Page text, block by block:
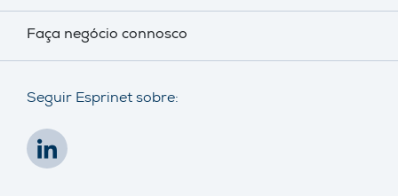
Faça negócio connosco
Seguir Esprinet sobre: